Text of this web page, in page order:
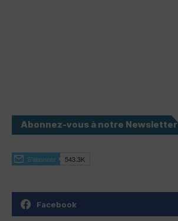
Abonnez-vous à notre Newsletter
Facebook